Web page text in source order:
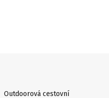
Outdoorová cestovní